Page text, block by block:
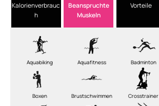
Kalorienverbrauc
h
Beanspruchte
Muskeln
Vorteile
Aquabiking Aquafitness Badminton
Boxen Brustschwimmen Crosstrainer